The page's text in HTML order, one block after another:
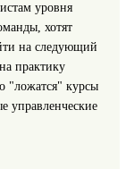
уровня
хотят
на следующий
практику
"ложатся" курсы
управленческие